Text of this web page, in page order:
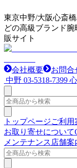
東京中野/大阪心斎
どの高級ブランド
販サイト
会社概要
お問合
中野 03-5318-7399
トップページご利用
お取り寄せについて
メンテナンス 店舗案